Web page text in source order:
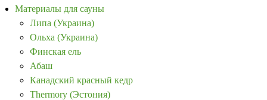
Материалы для сауны
Липа (Украина)
Ольха (Украина)
Финская ель
Абаш
Канадский красный кедр
Thermory (Эстония)